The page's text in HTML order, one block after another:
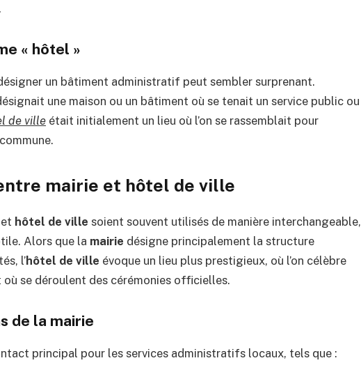
« hôtel »
un bâtiment administratif peut sembler surprenant.
une maison ou un bâtiment où se tenait un service public ou
de ville était initialement un lieu où l’on se rassemblait pour
mairie et hôtel de ville
et hôtel de ville soient souvent utilisés de manière interchangeable,
Alors que la mairie désigne principalement la structure
l’hôtel de ville évoque un lieu plus prestigieux, où l’on célèbre
se déroulent des cérémonies officielles.
de la mairie
principal pour les services administratifs locaux, tels que :